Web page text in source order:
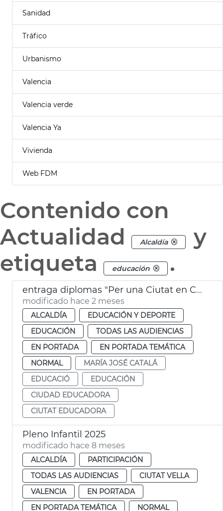
Sanidad
Tráfico
Urbanismo
Valencia
Valencia verde
Valencia Ya
Vivienda
Web FDM
Contenido con
Actualidad
Alcaldía
y
etiqueta
educación .
entraga diplomas "Per una Ciutat en Convivència"
modificado hace 2 meses
ALCALDÍA
EDUCACIÓN Y DEPORTE
EDUCACIÓN
TODAS LAS AUDIENCIAS
EN PORTADA
EN PORTADA TEMÁTICA
NORMAL
MARÍA JOSÉ CATALÁ
EDUCACIÓ
EDUCACIÓN
CIUDAD EDUCADORA
CIUTAT EDUCADORA
Pleno Infantil 2025
modificado hace 8 meses
ALCALDÍA
PARTICIPACIÓN
TODAS LAS AUDIENCIAS
CIUTAT VELLA
VALENCIA
EN PORTADA
EN PORTADA TEMÁTICA
NORMAL